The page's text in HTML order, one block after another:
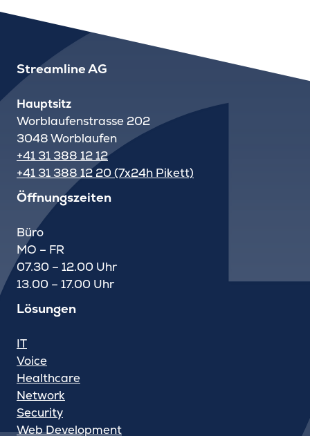
Streamline AG
Hauptsitz
Worblaufenstrasse 202
3048 Worblaufen
+41 31 388 12 12
+41 31 388 12 20 (7x24h Pikett)
Öffnungszeiten
Büro
MO – FR
07.30 – 12.00 Uhr
13.00 – 17.00 Uhr
Lösungen
IT
Voice
Healthcare
Network
Security
Web Development